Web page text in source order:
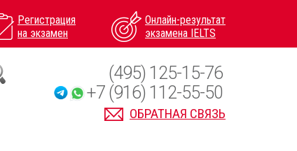
Регистрация
на экзамен
Онлайн-результат
экзамена IELTS
ОБРАТНАЯ СВЯЗЬ
(495) 125-15-76
+7 (916) 112-55-50